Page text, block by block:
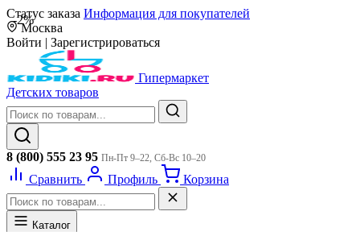
Статус заказа Информация для покупателей
Москва
Войти | Зарегистрироваться
Гипермаркет
Детских товаров
8 (800) 555 23 95 Пн-Пт 9–22, Сб-Вс 10–20
Сравнить Профиль Корзина
Каталог
-2%